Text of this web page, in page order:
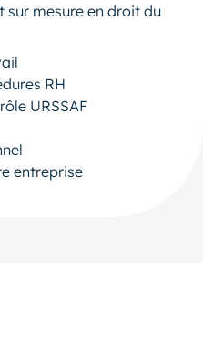
sur mesure en droit du
RH
URSSAF
entreprise